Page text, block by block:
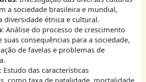
a sociedade brasileira e mundial,
diversidade étnica e cultural.
: Análise do processo de crescimento
suas consequências para a sociedade,
de favelas e problemas de
: Estudo das características
como taxa de natalidade, mortalidade